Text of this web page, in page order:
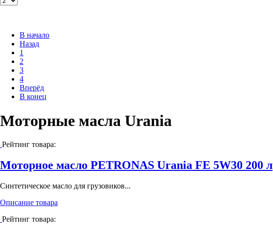
В начало
Назад
1
2
3
4
Вперёд
В конец
Моторные масла Urania
Рейтинг товара:
Моторное масло PETRONAS Urania FE 5W30 200 л
Cинтетическое масло для грузовиков...
Описание товара
Рейтинг товара: